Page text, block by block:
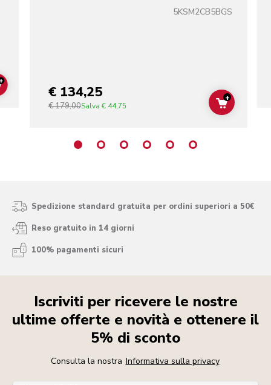
ADD TO CART
5KSM2CB5BGS
€ 134,25
€ 179,00Salva € 44,75 ADD TO
+
Spedizione standard gratuita per ordini superiori a 50€
Reso gratuito in 14 giorni
100% pagamenti sicuri
Iscriviti per ricevere le nostre
ultime offerte e novità e ottenere il
5% di sconto
Consulta la nostra Informativa sulla privacy